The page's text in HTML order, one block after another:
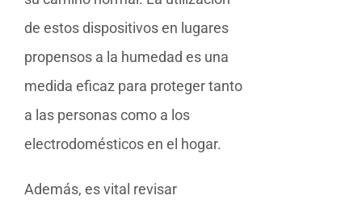
de estos dispositivos en lugares
propensos a la humedad es una
medida eficaz para proteger tanto
a las personas como a los
electrodomésticos en el hogar.
Además, es vital revisar